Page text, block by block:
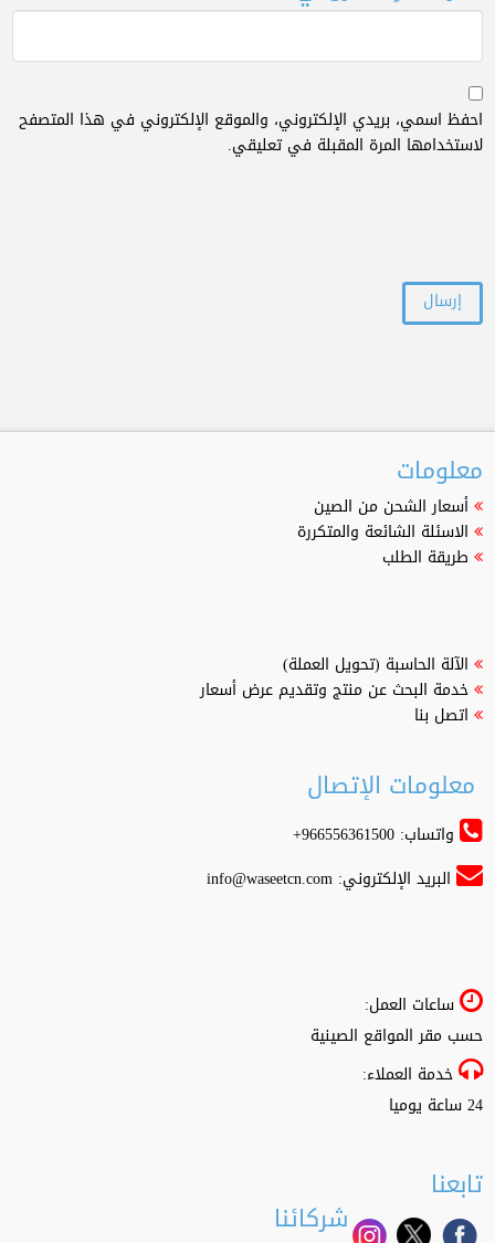
احفظ اسمي، بريدي الإلكتروني، والموقع الإلكتروني في هذا المتصفح
لاستخدامها المرة المقبلة في تعليقي.
معلومات
أسعار الشحن من الصين
الاسئلة الشائعة والمتكررة
طريقة الطلب
الآلة الحاسبة (تحويل العملة)
خدمة البحث عن منتج وتقديم عرض أسعار
اتصل بنا
معلومات الإتصال
واتساب: 966556361500+
البريد الإلكتروني:info@waseetcn.com
ساعات العمل:
حسب مقر المواقع الصينية
خدمة العملاء:
24 ساعة يوميا
تابعنا
شركائنا